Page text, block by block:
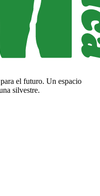
el futuro. Un espacio
silvestre.